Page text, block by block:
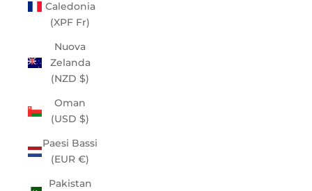
Caledonia
(XPF Fr)
Nuova
Zelanda
(NZD $)
Oman
(USD $)
Paesi Bassi
(EUR €)
Pakistan